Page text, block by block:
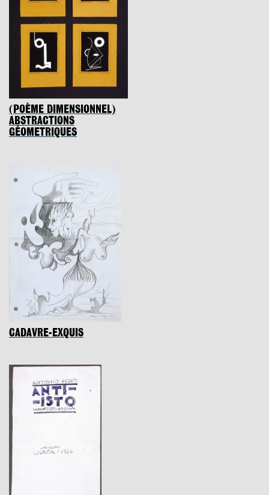
(POÈME DIMENSIONNEL)
ABSTRACTIONS
GÉOMETRIQUES
CADAVRE-EXQUIS